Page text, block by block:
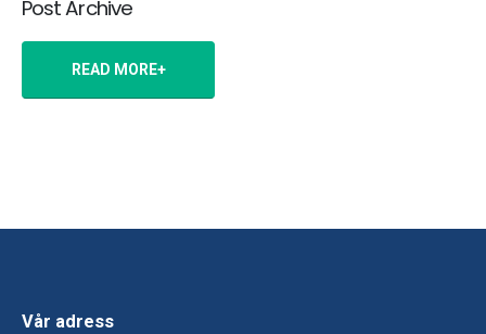
Post Archive
READ MORE+
Vår adress